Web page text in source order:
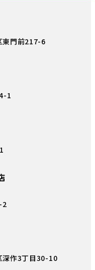
東門前217-6
1
2
深作3丁目30-10